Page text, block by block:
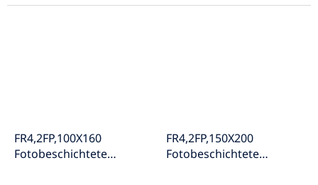
FR4,2FP,100X160
Fotobeschichtete
FR4,2FP,150X200
Fotobeschichtete